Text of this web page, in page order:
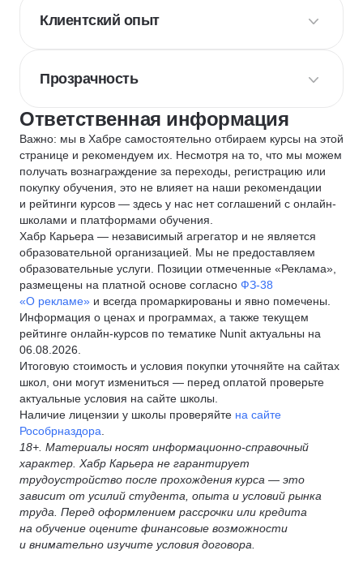
Клиентский опыт
Прозрачность
Ответственная информация
Важно: мы в Хабре самостоятельно отбираем курсы на этой
странице и рекомендуем их. Несмотря на то, что мы можем
получать вознаграждение за переходы, регистрацию или
покупку обучения, это не влияет на наши рекомендации
и рейтинги курсов — здесь у нас нет соглашений с онлайн-
школами и платформами обучения.
Хабр Карьера — независимый агрегатор и не является
образовательной организацией. Мы не предоставляем
образовательные услуги. Позиции отмеченные «Реклама»,
размещены на платной основе согласно ФЗ-38
«О рекламе» и всегда промаркированы и явно помечены.
Информация о ценах и программах, а также текущем
рейтинге онлайн-курсов по тематике Nunit актуальны на
06.08.2026.
Итоговую стоимость и условия покупки уточняйте на сайтах
школ, они могут измениться — перед оплатой проверьте
актуальные условия на сайте школы.
Наличие лицензии у школы проверяйте на сайте
Рособрназдора
18+. Материалы носят информационно-справочный
характер. Хабр Карьера не гарантирует
трудоустройство после прохождения курса — это
зависит от усилий студента, опыта и условий рынка
труда. Перед оформлением рассрочки или кредита
на обучение оцените финансовые возможности
и внимательно изучите условия договора.